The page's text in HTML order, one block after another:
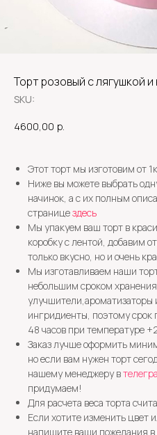
Торт розовый с лягушкой
SKU:
4600,00 р.
Этот торт мы изготовим от
Ниже вы можете выбрать
начинок, а с их полным
страницездесь
Мы упакуем ваш торт в
коробку с лентой, добавим
только вкусно, но и очень
Мы изготавливаем наши
небольшим сроком
улучшители,ароматизаторы
ингридиенты, поэтому срок
48 часов при температуре
Заказ лучше оформить
но если вам нужен торт
нашему менеджеру в
придумаем!
Для расчета веса торта
Если хотите изменить цвет
напишите ваши пожелания в